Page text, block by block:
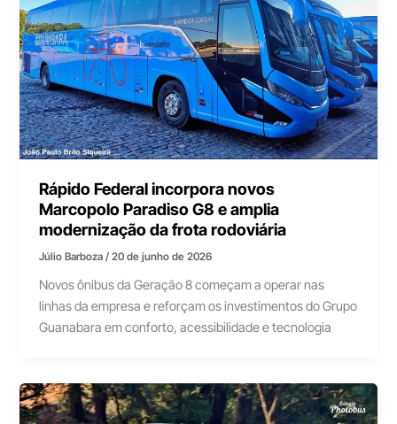
Rápido Federal incorpora novos
Marcopolo Paradiso G8 e amplia
modernização da frota rodoviária
Júlio Barboza/20 de junho de 2026
Novos ônibus da Geração 8 começam a operar nas
linhas da empresa e reforçam os investimentos do Grupo
Guanabara em conforto, acessibilidade e tecnologia